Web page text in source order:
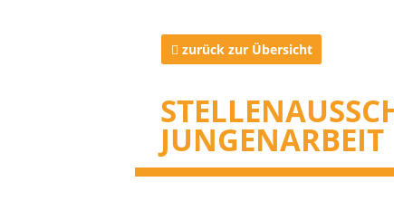
zurück zur Übersicht
JUNGENARBEIT